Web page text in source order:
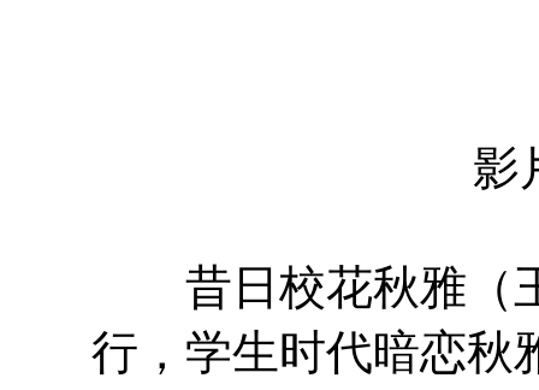
影
昔日校花秋雅（
行，学生时代暗恋秋